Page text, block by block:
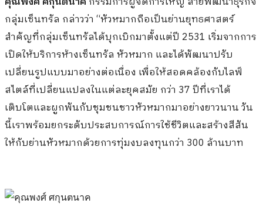
กลุ่มเซ็นทรัล กล่าวว่า “หัวหมากถือเป็นย่านยุทธศาสตร์
สำคัญที่กลุ่มเซ็นทรัลได้บุกเบิกมาตั้งแต่ปี 2531 เริ่มจากการ
เปิดให้บริการห้างเซ็นทรัล หัวหมาก และได้พัฒนาปรับ
เปลี่ยนรูปแบบมาอย่างต่อเนื่อง เพื่อให้สอดคล้องกับไลฟ์
สไตล์ที่เปลี่ยนแปลงในแต่ละยุคสมัย กว่า 37 ปีที่เราได้
เติบโตและผูกพันกับชุมชนชาวหัวหมากมาอย่างยาวนาน วัน
นี้เราพร้อมยกระดับประสบการณ์การใช้ชีวิตและสร้างสีสัน
ให้กับย่านหัวหมากด้วยการทุ่มงบลงทุนกว่า 300 ล้านบาท